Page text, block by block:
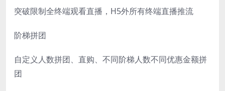
突破限制全终端观看直播，H5外所有终端直播推流
阶梯拼团
自定义人数拼团、直购、不同阶梯人数不同优惠金额拼
团